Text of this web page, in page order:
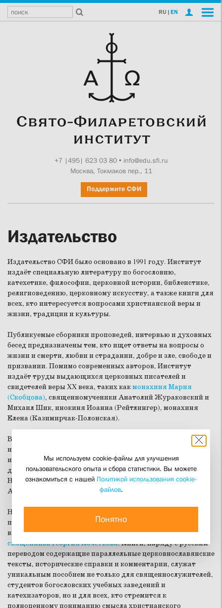
RU | EN
+7 |495| 623 03 80• info@edu.sfi.ru
Москва, Токмаков пер., 11
Поддержите СФИ
Издательство
Издательство СФИ было основано в 1991 году. Институт
издаёт специальную литературу по богословию,
катехетике, философии, церковной истории, библеистике,
религиоведению, церковному искусству, а также книги для
всех, кто интересуется вопросами христианской веры и
жизни, традиции и культуры.
Публикуемые сборники проповедей, интервью и духовных
бесед предназначены тем, кто ищет ответы на вопросы о
жизни и смерти, любви и страдании, добре и зле, свободе и
призвании. Помимо современных авторов, Институт
издаёт труды выдающихся церковных писателей и
свидетелей веры XX века, таких какмонахиня Мария
(Скобцова), священномученики Анатолий Жураковский и
Михаил Шик, инокиня Иоанна (Рейтлингер), монахиня
Елена (Казимирчак-Полонская).
В нашем издательстве увидели свет проповеди
исповедников веры архимандрита Тавриона (Батозского)
и
протоиерея Павла Адельгейма, труды выдающегося
дореволюционного церковного и общественного деятеля
Николая Неплюева, протопресвитера Николая
Афанасьева.
Несколько переизданий выдержала семитомная серия
переводов православного богослужения на русский язык,
выполненных под руководством основателя СФИ
священника Георгия Кочеткова. Книги, наряду с русским
переводом содержащие параллельные церковнославянские
тексты, исторические справки и комментарии, служат
уникальным пособием не только для священнослужителей,
студентов богословских учебных заведений и
катехизаторов, но и для всех, кто стремится к
полноценному пониманию смысла христианского
Мы используем cookie-файлы для улучшения
пользовательского опыта и сбора статистики. Вы можете
ознакомиться с нашей Политикой использования cookie-
файлов.
Понятно